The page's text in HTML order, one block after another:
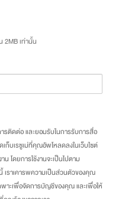
2MB เท่านั้น
รติดต่อ และยอมรับในการรับการสื่อ
ก็บเรซูเม่ที่คุณอัพโหลดลงในเว็บไซต์
น โดยการใช้งานจะเป็นไปตาม
ราเคารพความเป็นส่วนตัวของคุณ
าะเพื่อจัดการบัญชีของคุณ และเพื่อให้